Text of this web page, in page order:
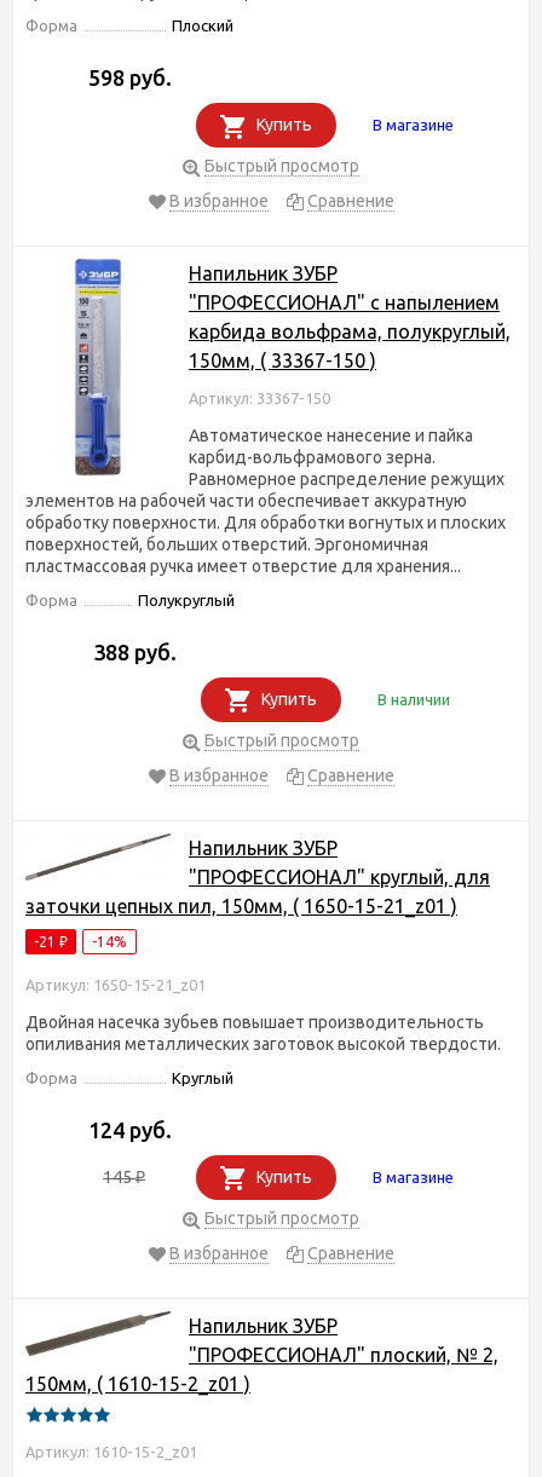
Форма Плоский
598 руб.
Купить В магазине
Быстрый просмотр
В избранное
Сравнение
Напильник ЗУБР
"ПРОФЕССИОНАЛ" с напылением
карбида вольфрама, полукруглый,
150мм, ( 33367-150 )
Артикул: 33367-150
Автоматическое нанесение и пайка
карбид-вольфрамового зерна.
Равномерное распределение режущих
элементов на рабочей части обеспечивает аккуратную
обработку поверхности. Для обработки вогнутых и плоских
поверхностей, больших отверстий. Эргономичная
пластмассовая ручка имеет отверстие для хранения...
Форма Полукруглый
388 руб.
Купить В наличии
Быстрый просмотр
В избранное
Сравнение
Напильник ЗУБР
"ПРОФЕССИОНАЛ" круглый, для
заточки цепных пил, 150мм, ( 1650-15-21_z01 )
-21 ₽ -14%
Артикул: 1650-15-21_z01
Двойная насечка зубьев повышает производительность
опиливания металлических заготовок высокой твердости.
Форма Круглый
124 руб.
145₽ Купить В магазине
Быстрый просмотр
В избранное
Сравнение
Напильник ЗУБР
"ПРОФЕССИОНАЛ" плоский, № 2,
150мм, ( 1610-15-2_z01 )
Артикул: 1610-15-2_z01